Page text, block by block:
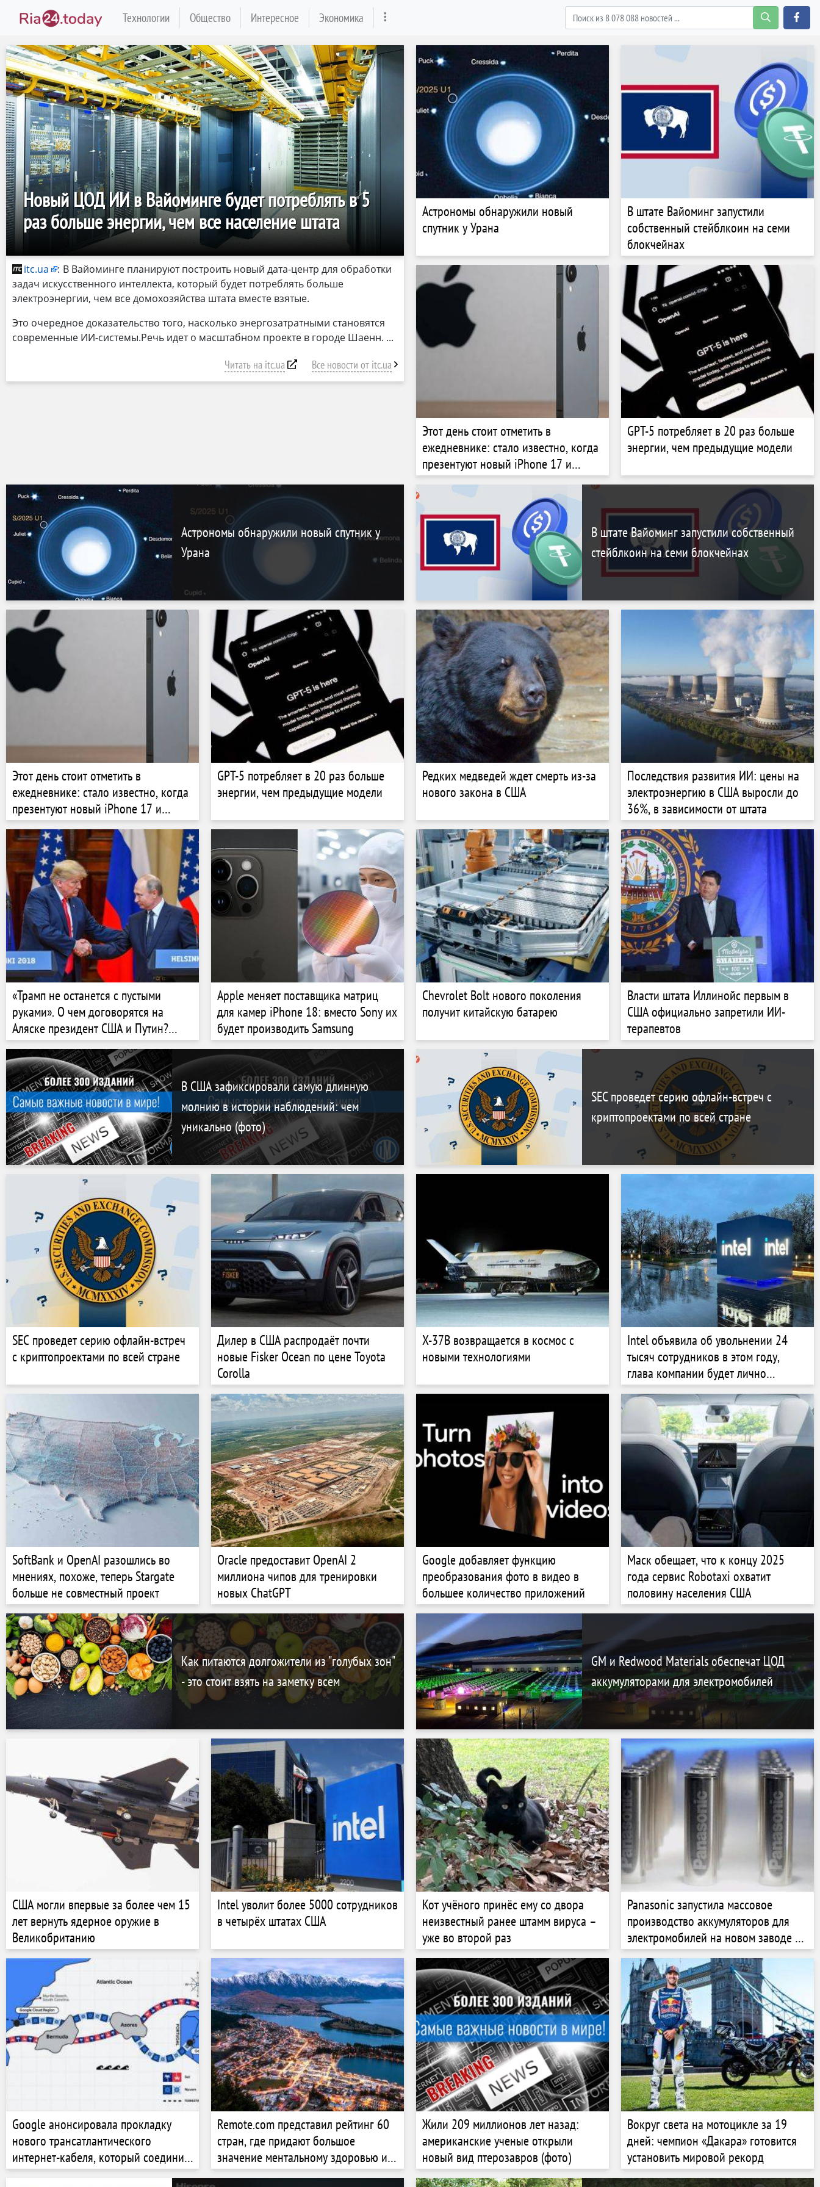
Технологии Общество Интересное Экономика
Новый ЦОД ИИ в Вайоминге будет потреблять в 5
раз больше энергии, чем все население штата
itc.ua : В Вайоминге планируют построить новый дата-центр для обработки
задач искусственного интеллекта, который будет потреблять больше
электроэнергии, чем все домохозяйства штата вместе взятые.
Это очередное доказательство того, насколько энергозатратными становятся
современные ИИ-системы.Речь идет о масштабном проекте в городе Шаенн.
Читать на itc.ua Все новости от itc.ua
Астрономы обнаружили новый
спутник у Урана
В штате Вайоминг запустили
собственный стейблкоин на семи
блокчейнах
Этот день стоит отметить в
ежедневнике: стало известно, когда
презентуют новый iPhone 17 и
откроют предзаказ
GPT-5 потребляет в 20 раз больше
энергии, чем предыдущие модели
Астрономы обнаружили новый спутник у
Урана
В штате Вайоминг запустили собственный
стейблкоин на семи блокчейнах
Этот день стоит отметить в
ежедневнике: стало известно, когда
презентуют новый iPhone 17 и
откроют предзаказ
GPT-5 потребляет в 20 раз больше
энергии, чем предыдущие модели
Редких медведей ждет смерть из-за
нового закона в США
Последствия развития ИИ: цены на
электроэнергию в США выросли до
36%, в зависимости от штата
«Трамп не останется с пустыми
руками». О чем договорятся на
Аляске президент США и Путин?
Forbes Ukraine попросил аналитиков
США, ЕС и Украины оценить четыре
сценария
Apple меняет поставщика матриц
для камер iPhone 18: вместо Sony их
будет производить Samsung
Chevrolet Bolt нового поколения
получит китайскую батарею
Власти штата Иллинойс первым в
США официально запретили ИИ-
терапевтов
В США зафиксировали самую длинную
молнию в истории наблюдений: чем
уникально (фото)
SEC проведет серию офлайн-встреч с
криптопроектами по всей стране
SEC проведет серию офлайн-встреч
с криптопроектами по всей стране
Дилер в США распродаёт почти
новые Fisker Ocean по цене Toyota
Corolla
X-37B возвращается в космос с
новыми технологиями
Intel объявила об увольнении 24
тысяч сотрудников в этом году,
глава компании будет лично
утверждать все проекты чипов
SoftBank и OpenAI разошлись во
мнениях, похоже, теперь Stargate
больше не совместный проект
Oracle предоставит OpenAI 2
миллиона чипов для тренировки
новых ChatGPT
Google добавляет функцию
преобразования фото в видео в
большее количество приложений
Маск обещает, что к концу 2025
года сервис Robotaxi охватит
половину населения США
Как питаются долгожители из "голубых зон"
- это стоит взять на заметку всем
GM и Redwood Materials обеспечат ЦОД
аккумуляторами для электромобилей
США могли впервые за более чем 15
лет вернуть ядерное оружие в
Великобританию
Intel уволит более 5000 сотрудников
в четырёх штатах США
Кот учёного принёс ему со двора
неизвестный ранее штамм вируса –
уже во второй раз
Panasonic запустила массовое
производство аккумуляторов для
электромобилей на новом заводе в
Канзасе
Google анонсировала прокладку
нового трансатлантического
интернет-кабеля, который соединит
США и Европу
Remote.com представил рейтинг 60
стран, где придают большое
значение ментальному здоровью и
благополучию сотрудников
Жили 209 миллионов лет назад:
американские ученые открыли
новый вид птерозавров (фото)
Вокруг света на мотоцикле за 19
дней: чемпион «Дакара» готовится
установить мировой рекорд